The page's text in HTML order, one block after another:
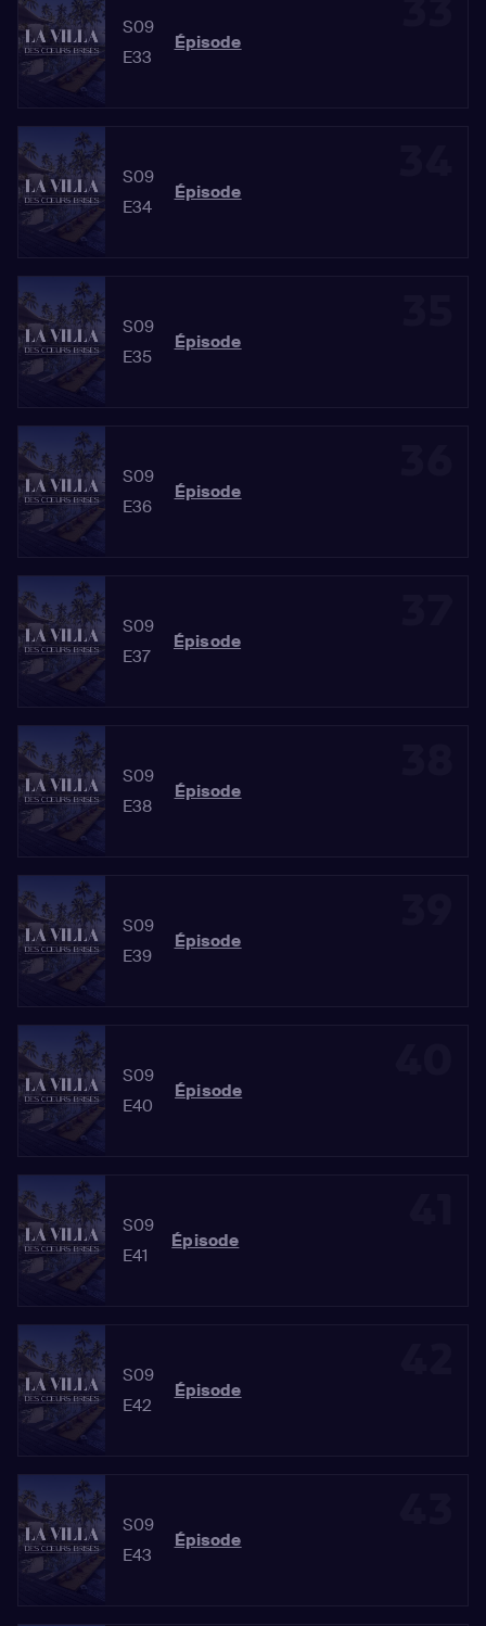
S09
E33
Épisode
S09
E34
Épisode
S09
E35
Épisode
S09
E36
Épisode
S09
E37
Épisode
S09
E38
Épisode
S09
E39
Épisode
S09
E40
Épisode
S09
E41
Épisode
S09
E42
Épisode
S09
E43
Épisode